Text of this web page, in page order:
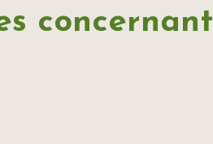
concernant